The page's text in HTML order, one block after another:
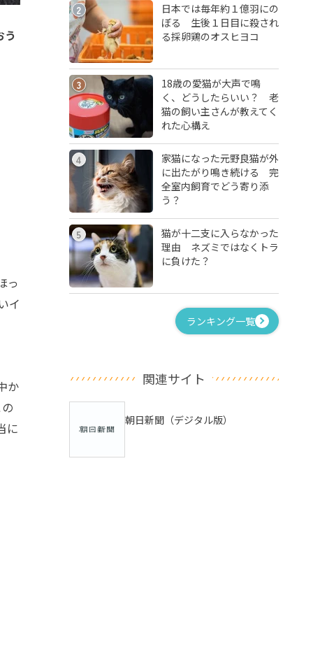
っ
イ
か
に
2
日本では毎年約１億羽にの
ぼる 生後１日目に殺され
る採卵鶏のオスヒヨコ
3
18歳の愛猫が大声で鳴
く、どうしたらいい？ 老
猫の飼い主さんが教えてく
れた心構え
4
家猫になった元野良猫が外
に出たがり鳴き続ける 完
全室内飼育でどう寄り添
う？
5
猫が十二支に入らなかった
理由 ネズミではなくトラ
に負けた？
ランキング一覧
関連サイト
朝日新聞（デジタル版）